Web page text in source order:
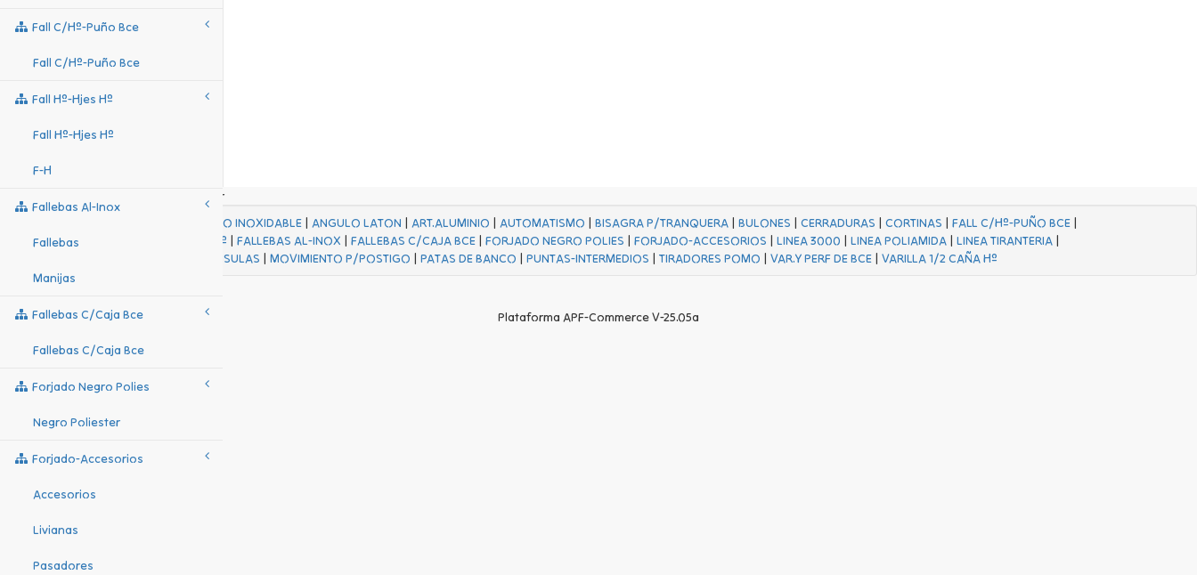
Fall C/hº-Puño Bce
Fall C/hº-Puño Bce
Fall Hº-Hjes Hº
Fall Hº-Hjes Hº
F-H
Fallebas Al-Inox
Fallebas
Manijas
Fallebas C/caja Bce
Fallebas C/caja Bce
Forjado Negro Polies
Negro Poliester
Forjado-Accesorios
Accesorios
Livianas
Pasadores
ACERO INOXIDABLE| ANGULO LATON | ART.ALUMINIO | AUTOMATISMO | BISAGRA P/TRANQUERA| BULONES | CERRADURAS | CORTINAS | FALL C/Hº-PUÑO BCE|
FALL Hº-HJES Hº |FALLEBAS AL-INOX |FALLEBAS C/CAJA BCE |FORJADO NEGRO POLIES |FORJADO-ACCESORIOS |LINEA 3000 |LINEA POLIAMIDA |LINEA TIRANTERIA |
MENSULAS | MOVIMIENTO P/POSTIGO | PATAS DE BANCO | PUNTAS-INTERMEDIOS | TIRADORES POMO | VAR.Y PERF DE BCE| VARILLA 1/2 CAÑA Hº
Plataforma APF-Commerce V-25.05a